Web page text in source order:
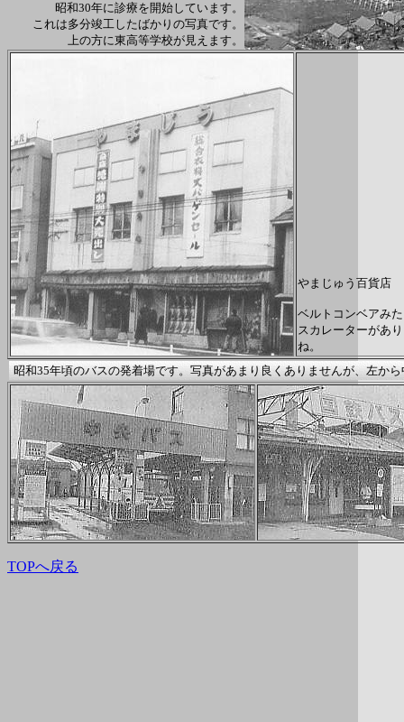
昭和30年に診療を開始しています。
これは多分竣工したばかりの写真です。
上の方に東高等学校が見えます。
やまじゅう百貨店
ベルトコンベアみ
スカレーターがあ
ね。
昭和35年頃のバスの発着場です。写真があまり良くありませんが、左か
TOPへ戻る